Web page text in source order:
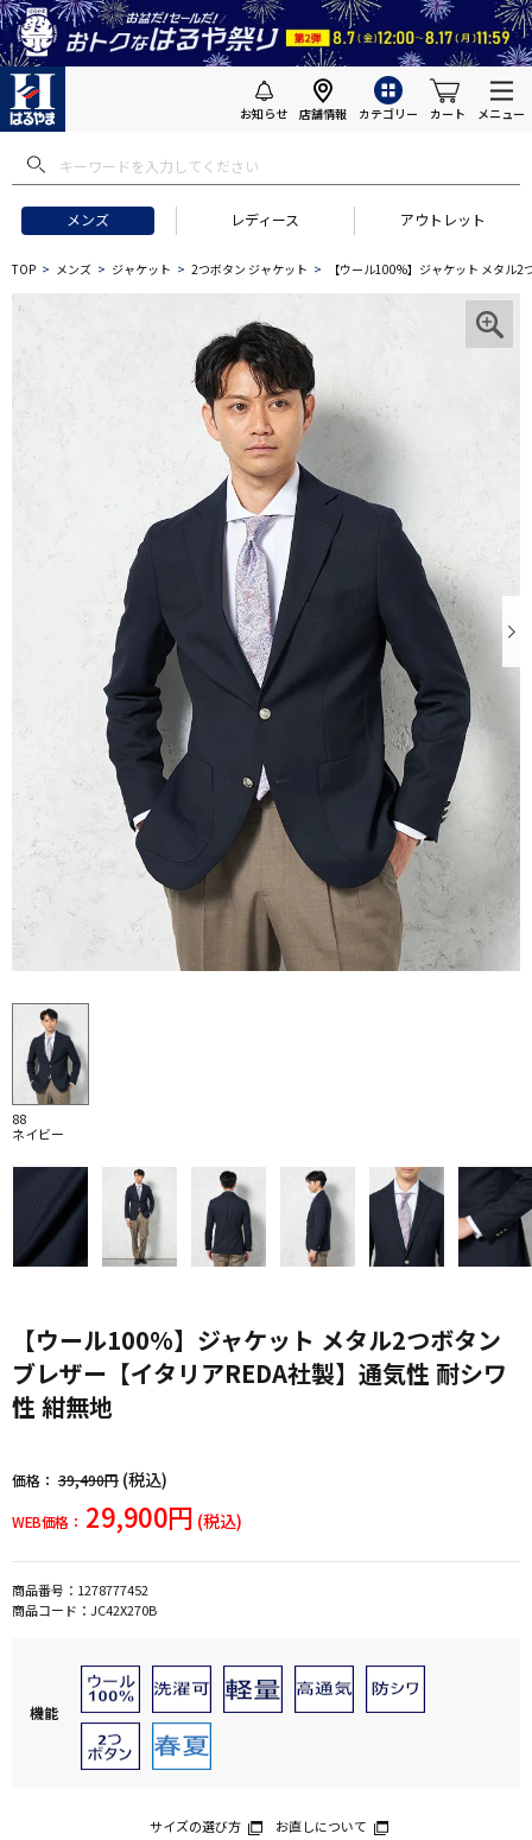
お知らせ 店舗情報 カテゴリー カート メニュー
メンズ レディース アウトレット
TOP メンズ ジャケット 2つボタン ジャケット 【ウール100%】ジャケット メタル
88
ネイビー
【ウール100%】ジャケット メタル2つボタン
ブレザー【イタリアREDA社製】通気性 耐シワ
性 紺無地
価格： 39,490円 (税込)
WEB価格： 29,900円 (税込)
商品番号： 1278777452
商品コード： JC42X270B
機能
サイズの選び方 お直しについて